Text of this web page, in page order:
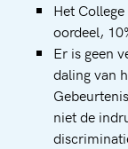
Het
oordeel,
Er is geen
daling van
niet de